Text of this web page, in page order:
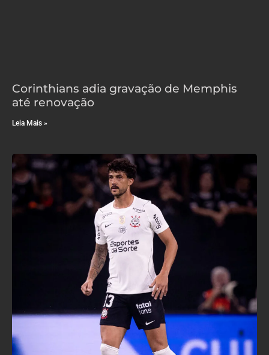
Corinthians adia gravação de Memphis
até renovação
Leia Mais »